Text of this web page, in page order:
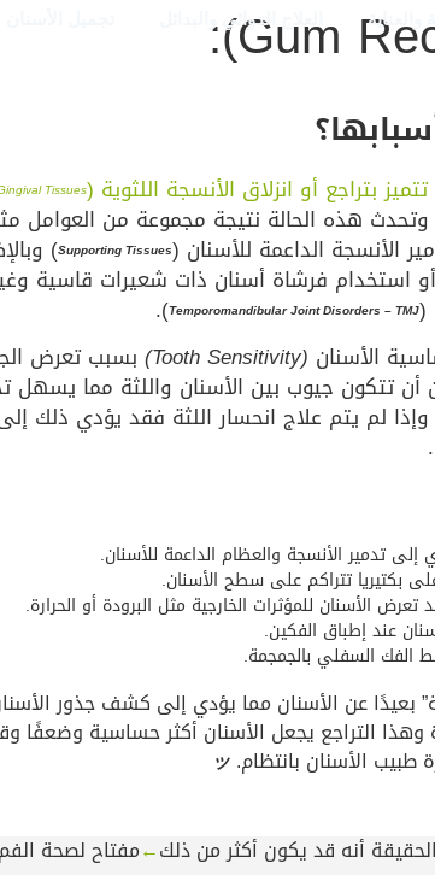
والعناية العلاج الدوائي والبدائل
تتميز بتراجع أو انزلاق الأنسجة اللثوية (Tissues
وتحدث هذه الحالة نتيجة مجموعة من العوامل
الأنسجة الداعمة للأسنان (Supporting Tissues
)
أو استخدام فرشاة أسنان ذات شعيرات قاسية
(
Temporomandibular Joint Disorders – TMJ
).
الأسنان (Tooth Sensitivity) بسبب تعرض
جيوب بين الأسنان واللثة مما يسهل
وإذا لم يتم علاج انحسار اللثة فقد يؤدي ذلك
تدمير الأنسجة والعظام الداعمة للأسنان.
بكتيريا تتراكم على سطح الأسنان.
الأسنان للمؤثرات الخارجية مثل البرودة أو الحرارة.
عند إطباق الفكين.
الفك السفلي بالجمجمة.
بعيدًا عن الأسنان مما يؤدي إلى كشف جذور
التراجع يجعل الأسنان أكثر حساسية وضعفًا
طبيب الأسنان بانتظام.ッ
أنه قد يكون أكثر من ذلك←مفتاح لصحة